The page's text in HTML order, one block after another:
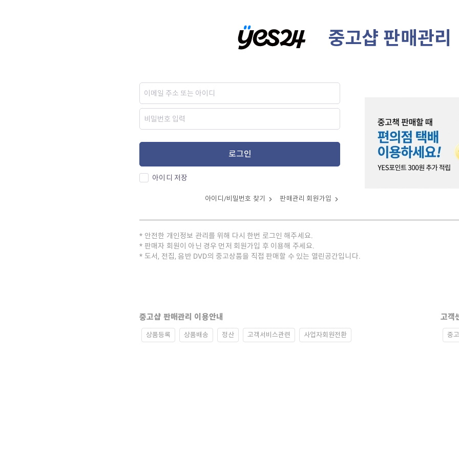
중고샵 판매관리
로그인
아이디 저장
아이디/비밀번호 찾기 판매관리 회원가입
안전한 개인정보 관리를 위해 다시 한번 로그인 해주세요.
판매자 회원이 아닌 경우 먼저 회원가입 후 이용해 주세요.
도서, 전집, 음반 DVD의 중고상품을 직접 판매할 수 있는 열린공간입니다.
중고샵 판매관리 이용안내
상품등록 상품배송 정산 고객서비스관련 사업자회원전환
고객
중